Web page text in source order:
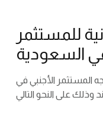
للمستثمر
السعودية
المستثمر الأجنبي في